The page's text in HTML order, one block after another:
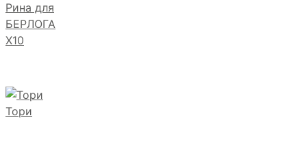
Рина для
БЕРЛОГА
Х10
Тори